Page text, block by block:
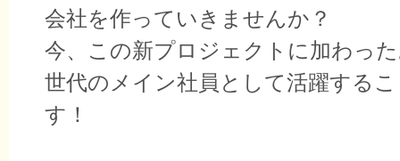
会社を作っていきませんか？
今、この新プロジェクトに加わっ
世代のメイン社員として活躍する
す！